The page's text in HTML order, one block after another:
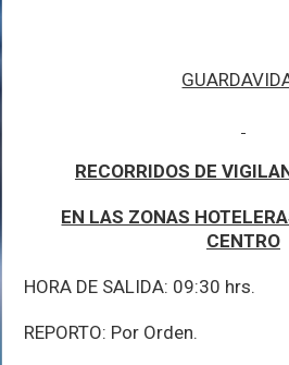
RECORRIDOS DE
EN LAS ZONAS
CENTRO
HORA DE SALIDA: 09:30 hrs.
REPORTO: Por Orden.